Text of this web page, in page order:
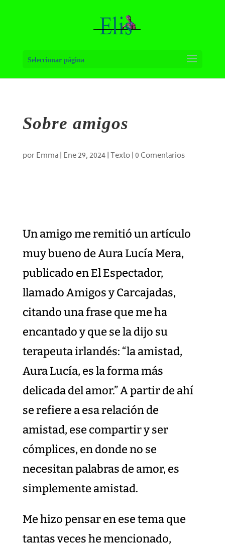
Seleccionar página
Sobre amigos
porEmma| Ene 29, 2024|Texto|0 Comentarios
Un amigo me remitió un artículo
muy bueno de Aura Lucía Mera,
publicado en El Espectador,
llamado Amigos y Carcajadas,
citando una frase que me ha
encantado y que se la dijo su
terapeuta irlandés: “la amistad,
Aura Lucía, es la forma más
delicada del amor.” A partir de ahí
se refiere a esa relación de
amistad, ese compartir y ser
cómplices, en donde no se
necesitan palabras de amor, es
simplemente amistad.
Me hizo pensar en ese tema que
tantas veces he mencionado,